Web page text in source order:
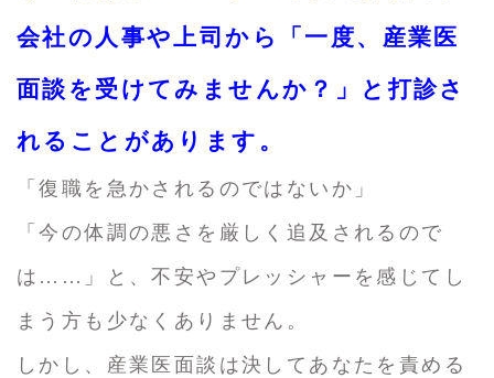
会社の人事や上司から「一度、産業医
面談を受けてみませんか？」と打診さ
れることがあります。
「復職を急かされるのではないか」
「今の体調の悪さを厳しく追及されるので
は……」と、不安やプレッシャーを感じてし
まう方も少なくありません。
しかし、産業医面談は決してあなたを責める